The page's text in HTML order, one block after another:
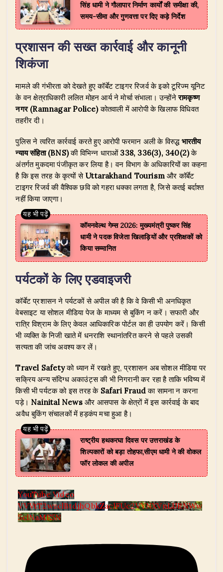
सिंह धामी ने गौलापार निर्माण कार्यों की समीक्षा की,
समय-सीमा और गुणवत्ता पर दिए कड़े निर्देश
प्रशासन की सख्त कार्रवाई और कानूनी
शिकंजा
​मामले की गंभीरता को देखते हुए कॉर्बेट टाइगर रिजर्व के इको टूरिज्म यूनिट
के वन क्षेत्राधिकारी ललित मोहन आर्य ने मोर्चा संभाला। उन्होंनेरामकृष्ण
नगर (Ramnagar Police)कोतवाली में आरोपी के खिलाफ विधिवत
तहरीर दी।
​पुलिस ने त्वरित कार्रवाई करते हुए आरोपी फरमान अली के विरुद्ध भारतीय
न्याय संहिता (BNS)की विभिन्न धाराओं 338, 336(3), 340(2)के
अंतर्गत मुकदमा पंजीकृत कर लिया है। वन विभाग के अधिकारियों का कहना
है कि इस तरह के कृत्यों से Uttarakhand Tourism और कॉर्बेट
टाइगर रिजर्व की वैश्विक छवि को गहरा धक्का लगता है, जिसे कतई बर्दाश्त
नहीं किया जाएगा।
​कॉमनवेल्थ गेम्स 2026: मुख्यमंत्री पुष्कर सिंह
धामी ने पदक विजेता खिलाड़ियों और प्रशिक्षकों को
किया सम्मानित
पर्यटकों के लिए एडवाइजरी
​कॉर्बेट प्रशासन ने पर्यटकों से अपील की है कि वे किसी भी अनधिकृत
वेबसाइट या सोशल मीडिया पेज के माध्यम से बुकिंग न करें। सफारी और
रात्रि विश्राम के लिए केवल आधिकारिक पोर्टल का ही उपयोग करें। किसी
भी व्यक्ति के निजी खाते में धनराशि स्थानांतरित करने से पहले उसकी
सत्यता की जांच अवश्य कर लें।
Travel Safetyको ध्यान में रखते हुए, प्रशासन अब सोशल मीडिया पर
सक्रिय अन्य संदिग्ध अकाउंट्स की भी निगरानी कर रहा है ताकि भविष्य में
किसी भी पर्यटक को इस तरह के Safari Fraudका सामना न करना
पड़े। Nainital Newsऔर आसपास के क्षेत्रों में इस कार्रवाई के बाद
अवैध बुकिंग संचालकों में हड़कंप मचा हुआ है।
राष्ट्रीय हथकरघा दिवस पर उत्तराखंड के
शिल्पकारों को बड़ा तोहफा,सीएम धामी ने की वोकल
फॉर लोकल की अपील
YouTube Video
VVVtT2wzclBtdjhQbkZaclFUc2VYNXVnLlJRNWw
5clNaME5N